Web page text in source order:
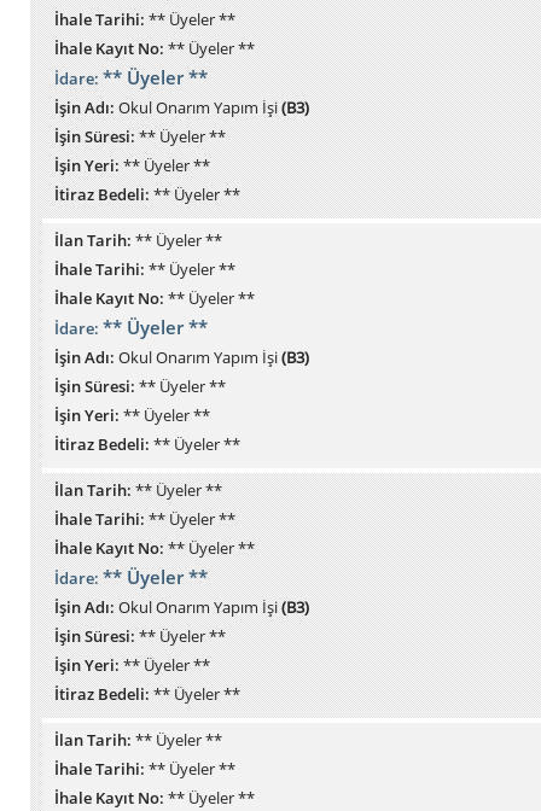
İhale Tarihi:** Üyeler **
İhale Kayıt No:** Üyeler **
İdare:** Üyeler **
İşin Adı:Okul Onarım Yapım İşi(B3)
İşin Süresi:** Üyeler **
İşin Yeri:** Üyeler **
İtiraz Bedeli:** Üyeler **
İlan Tarih: ** Üyeler **
İhale Tarihi: ** Üyeler **
İhale Kayıt No: ** Üyeler **
İdare: ** Üyeler **
İşin Adı: Okul Onarım Yapım İşi(B3)
İşin Süresi: ** Üyeler **
İşin Yeri: ** Üyeler **
İtiraz Bedeli: ** Üyeler **
İlan Tarih:** Üyeler **
İhale Tarihi:** Üyeler **
İhale Kayıt No:** Üyeler **
İdare:** Üyeler **
İşin Adı:Okul Onarım Yapım İşi(B3)
İşin Süresi:** Üyeler **
İşin Yeri:** Üyeler **
İtiraz Bedeli:** Üyeler **
İlan Tarih: ** Üyeler **
İhale Tarihi: ** Üyeler **
İhale Kayıt No: ** Üyeler **